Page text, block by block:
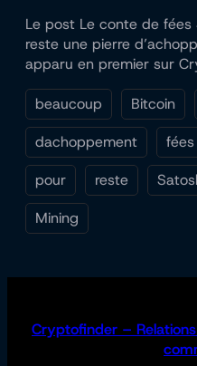
Le post Le conte de
reste une pierre
apparu en premier sur
beaucoup Bitcoin
dachoppement
fées
pour
reste
Mining
Cryptofinder –